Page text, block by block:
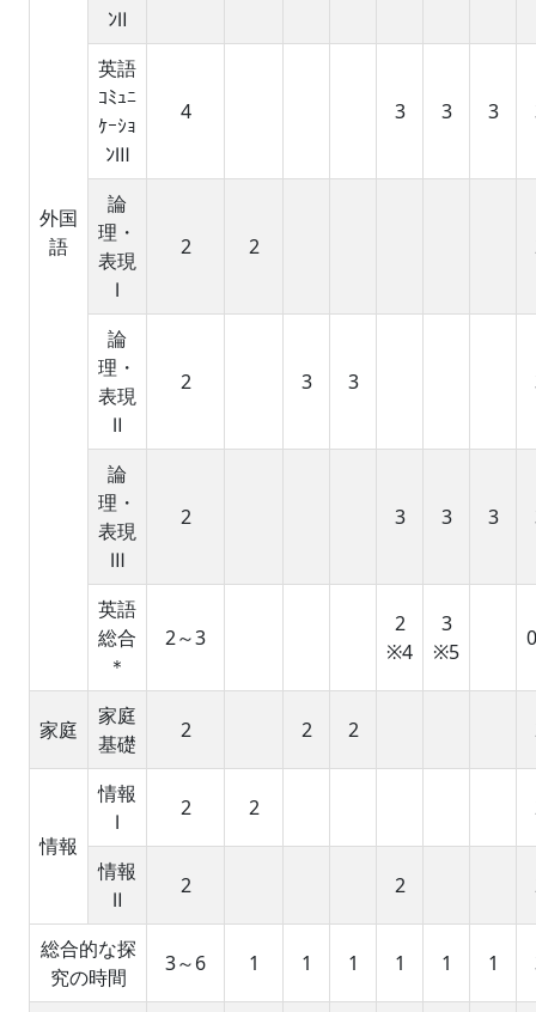
外国
語
ﾝⅡ
英語
ｺﾐｭﾆ
ｹｰｼｮ
ﾝⅢ
4 3 3 3
論
理・
表現
Ⅰ
2 2
論
理・
表現
Ⅱ
2 3 3
論
理・
表現
Ⅲ
2 3 3 3
英語
総合
＊
2～3
2
※4
3
※5
家庭
家庭
基礎
2 2 2
情報
情報
Ⅰ
2 2
情報
Ⅱ
2 2
総合的な探
究の時間
3～6 1 1 1 1 1 1